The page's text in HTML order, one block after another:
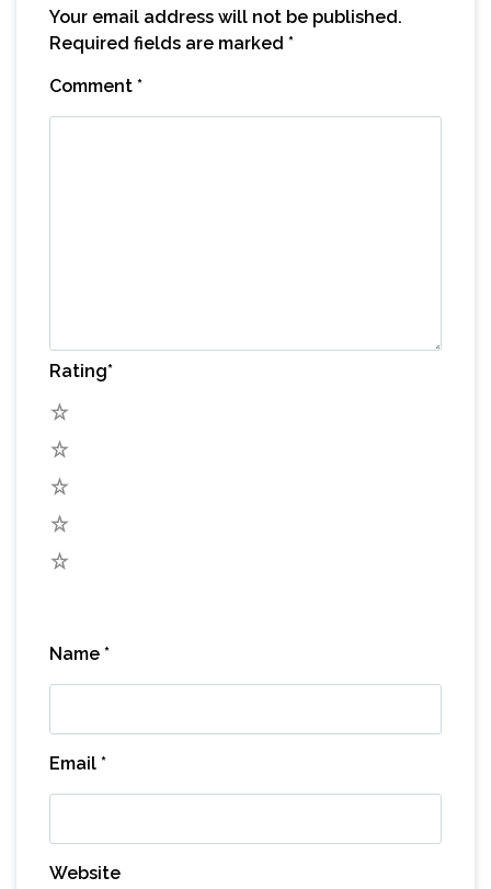
Your email address will not be published.
Required fields are marked *
Comment *
Rating*
Name *
Email *
Website